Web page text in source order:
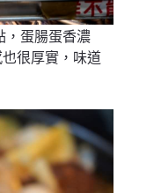
，蛋腸蛋香濃
很厚實，味道